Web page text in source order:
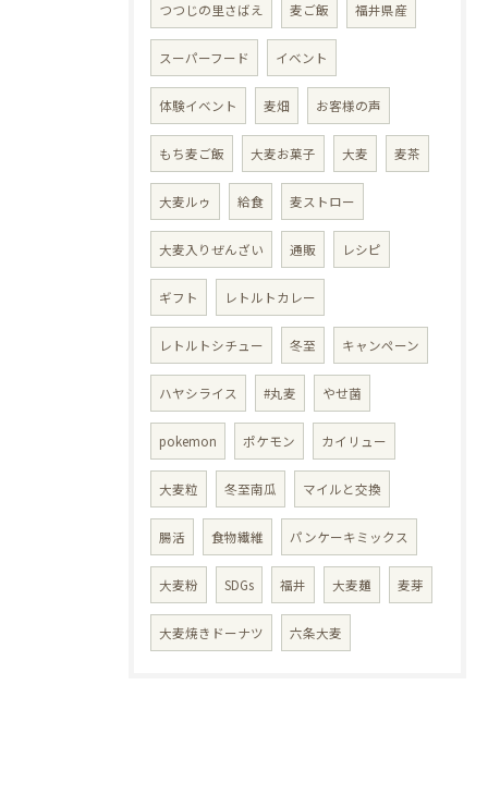
つつじの里さばえ 麦ご飯 福井県産
スーパーフード イベント
体験イベント 麦畑 お客様の声
もち麦ご飯 大麦お菓子 大麦 麦茶
大麦ルゥ 給食 麦ストロー
大麦入りぜんざい 通販 レシピ
ギフト レトルトカレー
レトルトシチュー 冬至 キャンペーン
ハヤシライス #丸麦 やせ菌
pokemon ポケモン カイリュー
大麦粒 冬至南瓜 マイルと交換
腸活 食物繊維 パンケーキミックス
大麦粉 SDGs 福井 大麦麺 麦芽
大麦焼きドーナツ 六条大麦